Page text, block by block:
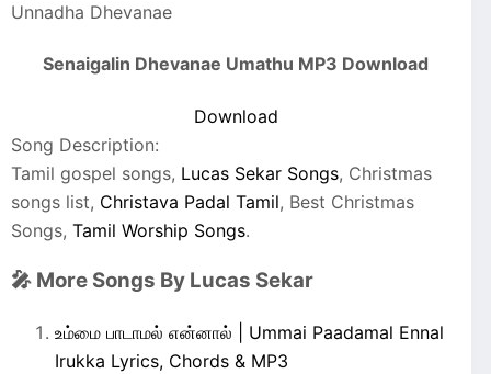
Unnadha Dhevanae
Senaigalin Dhevanae Umathu MP3 Download
Download
Song Description:
Tamil gospel songs, Lucas Sekar Songs, Christmas
songs list, Christava Padal Tamil, Best Christmas
Songs, Tamil Worship Songs.
🎤 More Songs By Lucas Sekar
உம்மை பாடாமல் என்னால் | Ummai Paadamal Ennal
Irukka Lyrics, Chords & MP3